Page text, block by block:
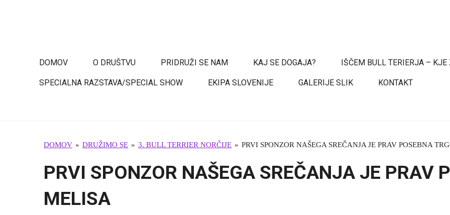
DOMOV O DRUŠTVU PRIDRUŽI SE NAM KAJ SE DOGAJA? IŠČEM BULL TERIERJA – KJE
SPECIALNA RAZSTAVA/SPECIAL SHOW EKIPA SLOVENIJE GALERIJE SLIK KONTAKT
DOMOV » DRUŽIMO SE » 3. BULL TERRIER NORČIJE » PRVI SPONZOR NAŠEGA SREČANJA JE PRAV POSEBNA
PRVI SPONZOR NAŠEGA SREČANJA JE PRAV
MELISA